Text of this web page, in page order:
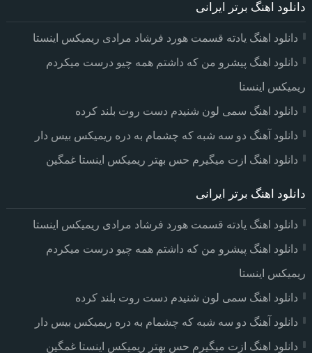
دانلود اهنگ برتر ایرانی
دانلود اهنگ یادته قسمت هورد فرشاد مرادی ریمیکس اینستا
دانلود اهنگ پیشرو من که داشتم همه چیو درست میکردم
ریمیکس اینستا
دانلود اهنگ سمی لون شنیدم دست روت بلند کرده
دانلود آهنگ دو سه شبه که چشمام به دره ریمیکس بیس دار
دانلود اهنگ ازت میگیرم حس بهتر ریمیکس اینستا غمگین
دانلود اهنگ برتر ایرانی
دانلود اهنگ یادته قسمت هورد فرشاد مرادی ریمیکس اینستا
دانلود اهنگ پیشرو من که داشتم همه چیو درست میکردم
ریمیکس اینستا
دانلود اهنگ سمی لون شنیدم دست روت بلند کرده
دانلود آهنگ دو سه شبه که چشمام به دره ریمیکس بیس دار
دانلود اهنگ ازت میگیرم حس بهتر ریمیکس اینستا غمگین